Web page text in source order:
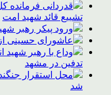
قدردانی فرمانده
تشییع قائد شهید امت
ورود پیکر رهبر
عاشورای حسینی از
تدفین در مشهد
شد